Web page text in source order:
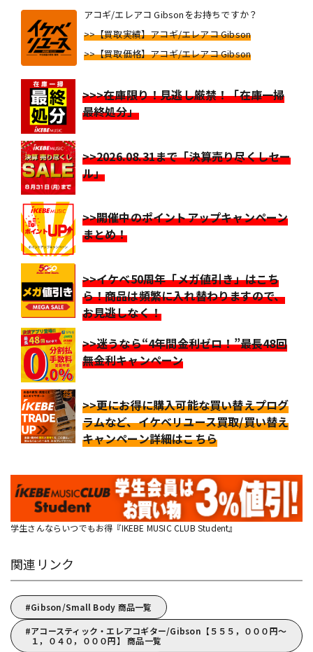
アコギ/エレアコ Gibsonをお持ちですか？
>>【買取実績】アコギ/エレアコ Gibson
>>【買取価格】アコギ/エレアコ Gibson
>>>在庫限り！見逃し厳禁！「在庫一掃
最終処分」
>>2026.08.31まで「決算売り尽くしセー
ル」
>>開催中のポイントアップキャンペーン
まとめ！
>>イケベ50周年「メガ値引き」はこち
ら！商品は頻繁に入れ替わりますので、
お見逃しなく！
>>迷うなら“4年間金利ゼロ！”最長48回
無金利キャンペーン
>>更にお得に購入可能な買い替えプログ
ラムなど、イケベリユース買取/買い替え
キャンペーン詳細はこちら
学生さんならいつでもお得『IKEBE MUSIC CLUB Student』
関連リンク
Gibson/Small Body 商品一覧
アコースティック・エレアコギター/Gibson【５５５，０００円～
１，０４０，０００円】 商品一覧